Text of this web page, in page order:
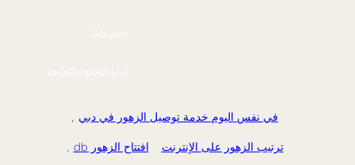
في نفس اليوم خدمة توصيل الزهور في دبي ,
ترتيب الزهور على الإنترنت افتتاح الزهور db ,